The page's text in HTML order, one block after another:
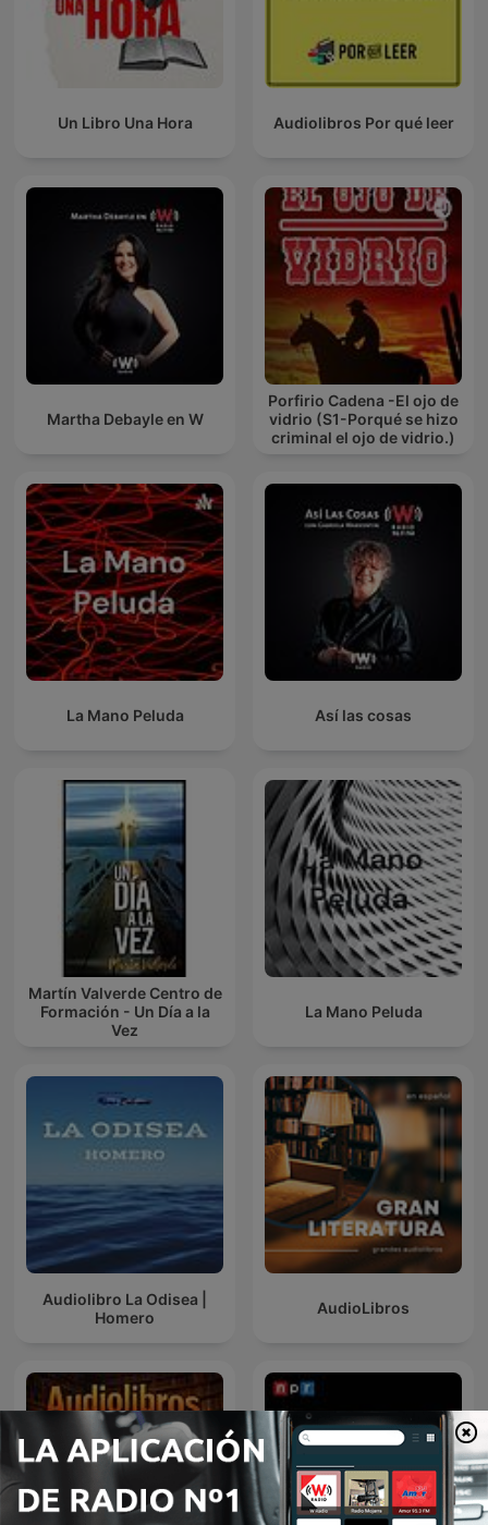
Un Libro Una Hora Audiolibros Por qué leer
Martha Debayle en W
Porfirio Cadena -El ojo de
vidrio (S1-Porqué se hizo
criminal el ojo de vidrio.)
La Mano Peluda Así las cosas
Martín Valverde Centro de
Formación - Un Día a la
Vez
La Mano Peluda
Audiolibro La Odisea |
Homero
AudioLibros